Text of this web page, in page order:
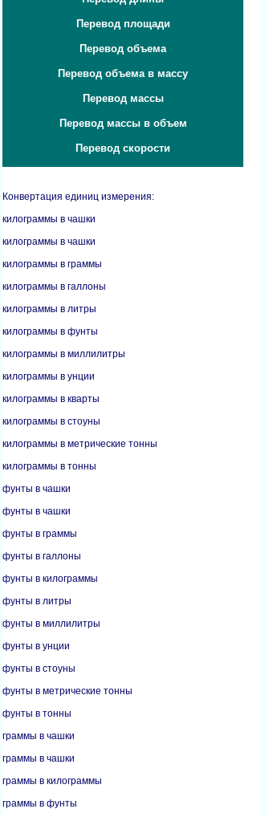
Перевод площади
Перевод объема
Перевод объема в массу
Перевод массы
Перевод массы в объем
Перевод скорости
Конвертация единиц измерения:
килограммы в чашки
килограммы в чашки
килограммы в граммы
килограммы в галлоны
килограммы в литры
килограммы в фунты
килограммы в миллилитры
килограммы в унции
килограммы в кварты
килограммы в стоуны
килограммы в метрические тонны
килограммы в тонны
фунты в чашки
фунты в чашки
фунты в граммы
фунты в галлоны
фунты в килограммы
фунты в литры
фунты в миллилитры
фунты в унции
фунты в стоуны
фунты в метрические тонны
фунты в тонны
граммы в чашки
граммы в чашки
граммы в килограммы
граммы в фунты